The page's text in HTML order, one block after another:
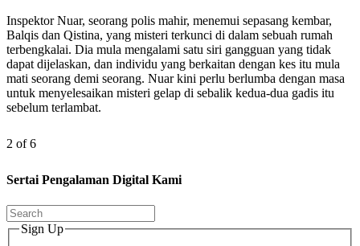
Inspektor Nuar, seorang polis mahir, menemui sepasang kembar,
Balqis dan Qistina, yang misteri terkunci di dalam sebuah rumah
terbengkalai. Dia mula mengalami satu siri gangguan yang tidak
dapat dijelaskan, dan individu yang berkaitan dengan kes itu mula
mati seorang demi seorang. Nuar kini perlu berlumba dengan masa
untuk menyelesaikan misteri gelap di sebalik kedua-dua gadis itu
sebelum terlambat.
2 of 6
Sertai Pengalaman Digital Kami
Sign Up